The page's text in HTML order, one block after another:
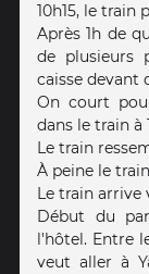
10h15, le train
Après 1h de
de plusieurs
caisse devant
On court
dans le train à
Le train
À peine le
Le train arrive
Début du
l'hôtel. Entre
veut aller à